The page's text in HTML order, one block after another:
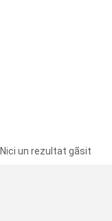
Nici un rezultat gãsit